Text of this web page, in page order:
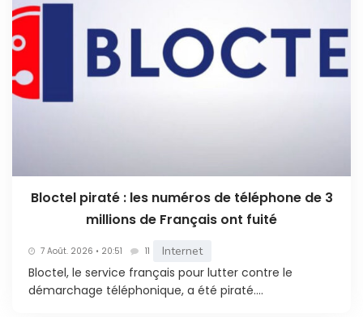
Bloctel piraté : les numéros de téléphone de 3
millions de Français ont fuité
7 Août. 2026 • 20:51 11 Internet
Bloctel, le service français pour lutter contre le
démarchage téléphonique, a été piraté....